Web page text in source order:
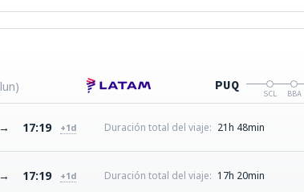
PUQ
SCL BBA
→ 17:19 +1d Duración total del viaje: 21h 48min
→ 17:19 +1d Duración total del viaje: 17h 20min